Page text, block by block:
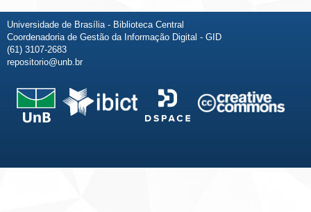
Universidade de Brasília - Biblioteca Central
Coordenadoria de Gestão da Informação Digital - GID
(61) 3107-2683
repositorio@unb.br